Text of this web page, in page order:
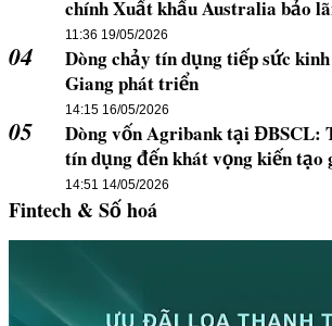
chính Xuất khẩu Australia bảo
đi bộ của Nutifood
11:36 19/05/2026
04
14:15 16/05/2026
05
Dòng vốn Agribank tại ĐBSCL:
tín dụng đến khát vọng kiến tạo
vững
14:51 14/05/2026
Fintech & Số hoá